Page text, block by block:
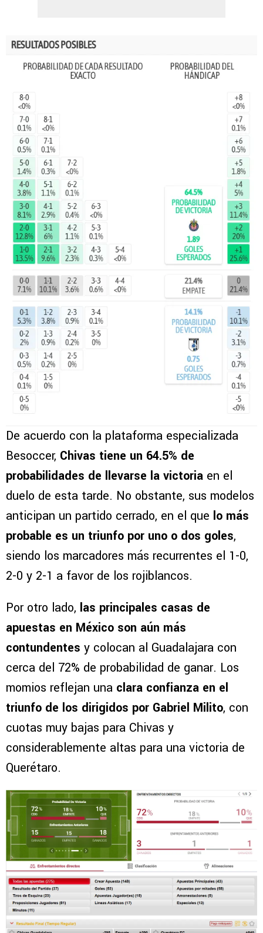
De acuerdo con la plataforma especializada
Besoccer, Chivas tiene un 64.5% de
probabilidades de llevarse la victoria en el
duelo de esta tarde. No obstante, sus modelos
anticipan un partido cerrado, en el que lo más
probable es un triunfo por uno o dos goles,
siendo los marcadores más recurrentes el 1-0,
2-0 y 2-1 a favor de los rojiblancos.
Por otro lado, las principales casas de
apuestas en México son aún más
contundentes y colocan al Guadalajara con
cerca del 72% de probabilidad de ganar. Los
momios reflejan una clara confianza en el
triunfo de los dirigidos por Gabriel Milito, con
cuotas muy bajas para Chivas y
considerablemente altas para una victoria de
Querétaro.